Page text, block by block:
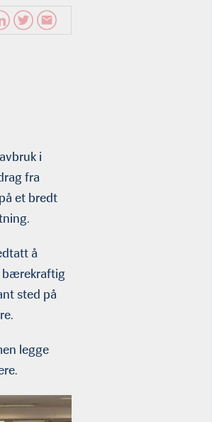
i
fra
et bredt
å
bærekraftig
sted på
legge